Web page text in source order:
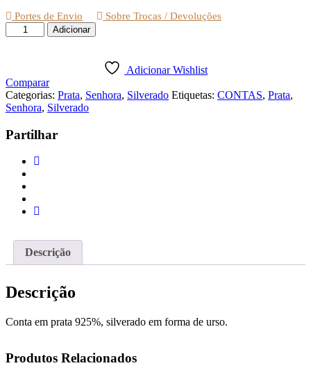
Portes de Envio Sobre Trocas / Devoluções
Quantidade
de
SILVERADO
URSO
QUERIDO
Adicionar
Adicionar Wishlist
Comparar
Categorias: Prata, Senhora, Silverado Etiquetas: CONTAS, Prata,
Senhora, Silverado
Partilhar
Descrição
Descrição
Conta em prata 925%, silverado em forma de urso.
Produtos Relacionados